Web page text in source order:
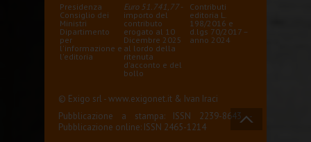
Presidenza
Consiglio dei
Ministri
Dipartimento
per
l'informazione e
l'editoria
Euro 51.741,77 -
importo del
contributo
erogato al 10
Dicembre 2025
al lordo della
ritenuta
d'acconto e del
bollo
Contributi
editoria L.
198/2016 e
d.lgs 70/2017 –
anno 2024
© Exigo srl -www.exigonet.it & Ivan Iraci
Pubblicazione a stampa: ISSN 2239-8643 -
Pubblicazione online: ISSN 2465-1214